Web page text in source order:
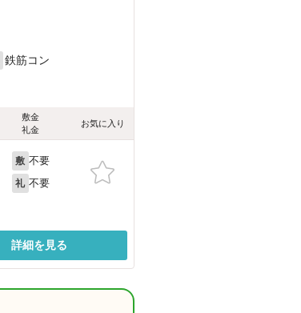
鉄筋コン
敷金
礼金
お気に入り
敷 不要
礼 不要
詳細を見る